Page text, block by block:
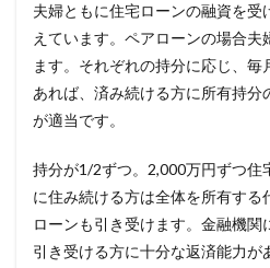
夫婦ともに住宅ローンの融資を
えています。ペアローンの場合夫
ます。それぞれの持分に応じ、
あれば、済み続ける方に所有持
が適当です。
持分が1/2ずつ。2,000万円ずつ住
に住み続ける方は全体を所有す
ローンも引き受けます。金融機関
引き受ける方に十分な返済能力